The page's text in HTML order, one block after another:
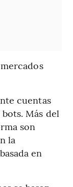
cuentas
Más del
son
la
en